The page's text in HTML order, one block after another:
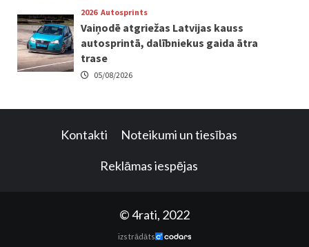
2026 Autosprints
Vaiņodē atgriežas Latvijas kauss
autosprintā, dalībniekus gaida ātra
trase
05/08/2026
Kontakti Noteikumi un tiesības
Reklāmas iespējas
© 4rati, 2022
izstrādāts